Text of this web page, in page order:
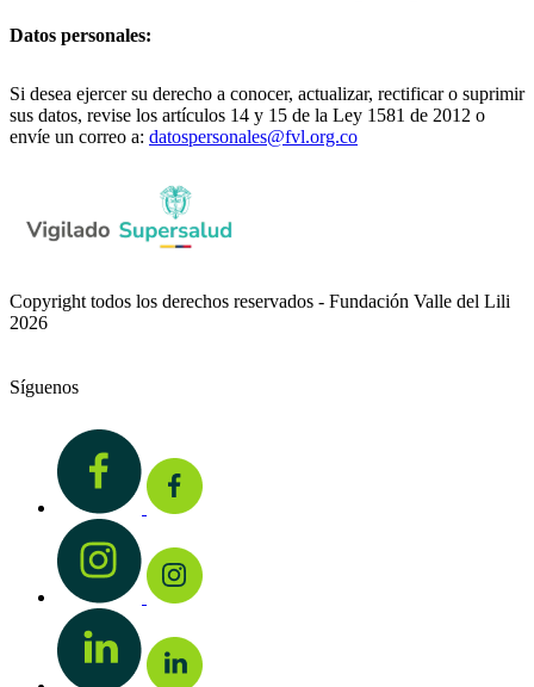
Datos personales:
Si desea ejercer su derecho a conocer, actualizar, rectificar o suprimir
sus datos, revise los artículos 14 y 15 de la Ley 1581 de 2012 o
envíe un correo a: datospersonales@fvl.org.co
Copyright todos los derechos reservados - Fundación Valle del Lili
2026
Síguenos